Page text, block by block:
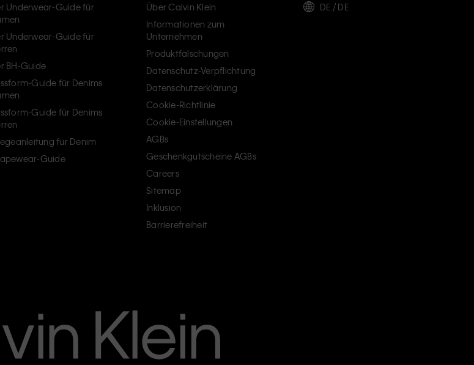
Underwear-Guide für
Underwear-Guide für
BH-Guide
Guide für Denims
Guide für Denims
für Denim
Guide
Über Calvin Klein
Informationen zum
Unternehmen
Produktfälschungen
Datenschutz-Verpflichtung
Datenschutzerklärung
Cookie-Richtlinie
Cookie-Einstellungen
AGBs
Geschenkgutscheine AGBs
Careers
Sitemap
Inklusion
Barrierefreiheit
DE / DE